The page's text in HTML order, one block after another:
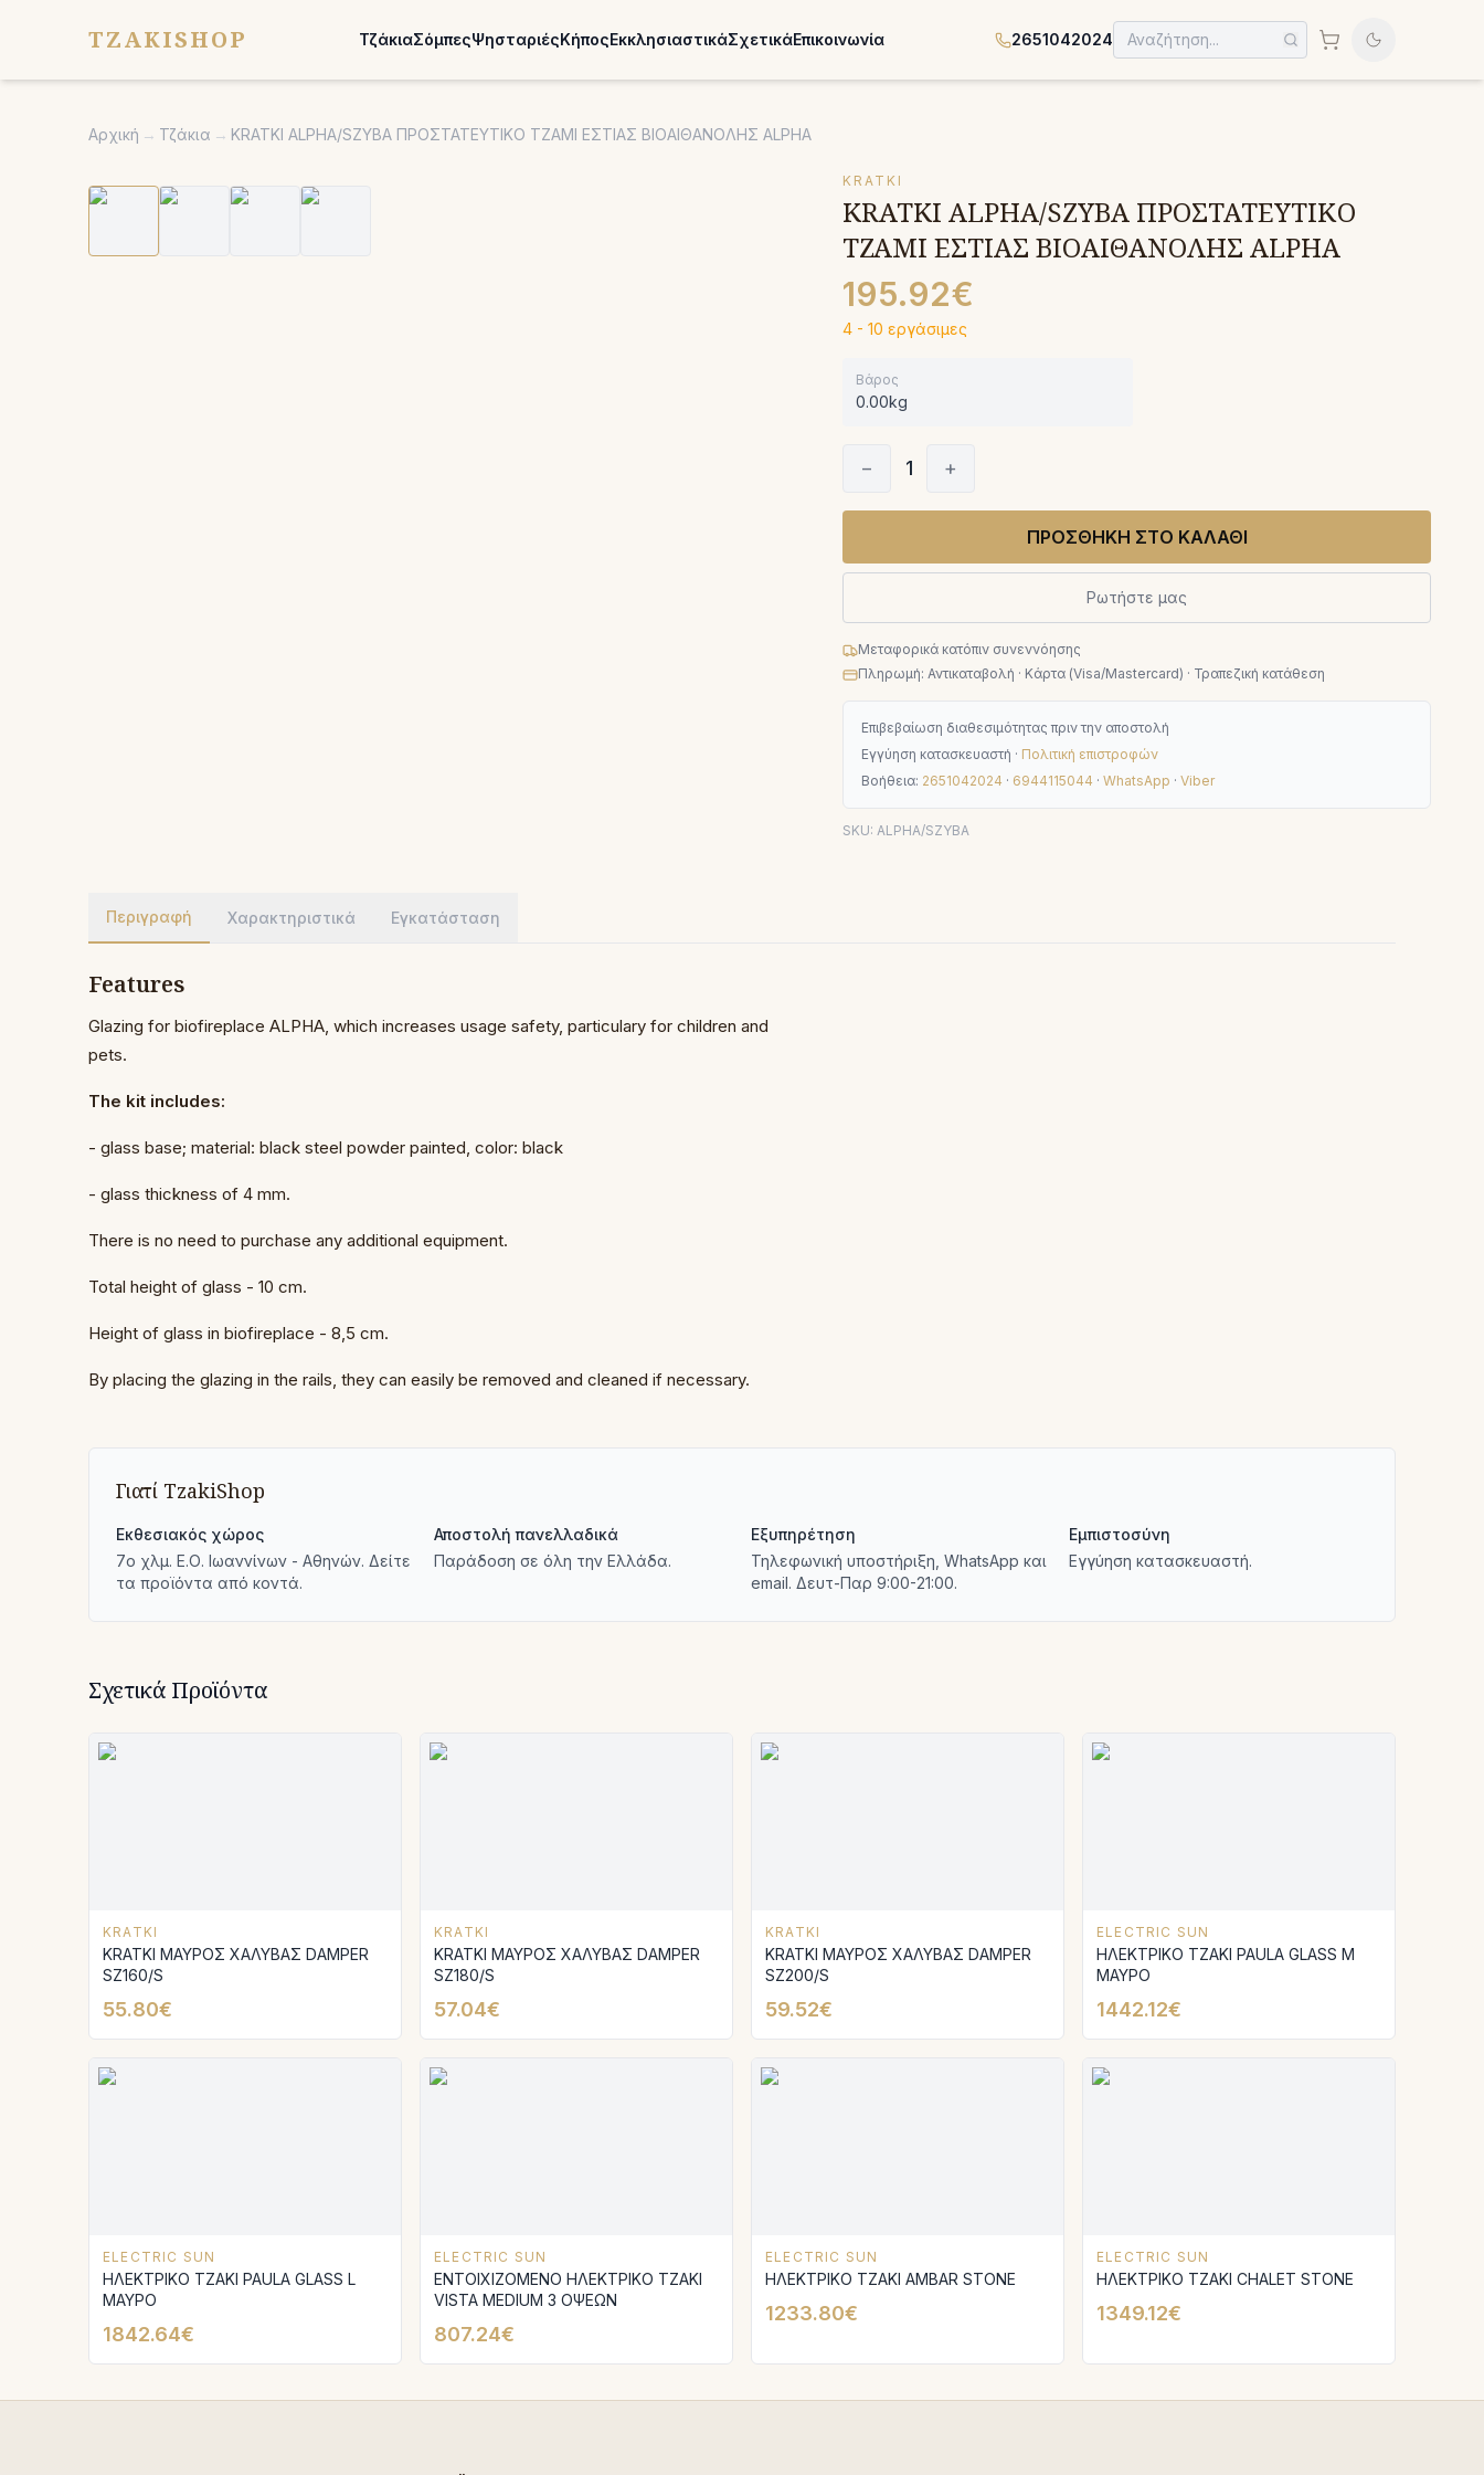
TZAKISHOP ΤζάκιαΣόμπεςΨησταριέςΚήποςΕκκλησιαστικάΣχετικάΕπικοινωνία 2651042024
Αρχική → Τζάκια → KRATKI ALPHA/SZYBA ΠΡΟΣΤΑΤΕΥΤΙΚΟ ΤΖΑΜΙ ΕΣΤΙΑΣ ΒΙΟΑΙΘΑΝΟΛΗΣ ALPHA
KRATKI
KRATKI ALPHA/SZYBA ΠΡΟΣΤΑΤΕΥΤΙΚΟ
ΤΖΑΜΙ ΕΣΤΙΑΣ ΒΙΟΑΙΘΑΝΟΛΗΣ ALPHA
195.92€
4 - 10 εργάσιμες
Βάρος
0.00kg
− 1 +
ΠΡΟΣΘΗΚΗ ΣΤΟ ΚΑΛΑΘΙ
Ρωτήστε μας
Μεταφορικά κατόπιν συνεννόησης
Πληρωμή: Αντικαταβολή · Κάρτα (Visa/Mastercard) · Τραπεζική κατάθεση
Επιβεβαίωση διαθεσιμότητας πριν την αποστολή
Εγγύηση κατασκευαστή · Πολιτική επιστροφών
Βοήθεια: 2651042024 · 6944115044 · WhatsApp · Viber
SKU:ALPHA/SZYBA
Περιγραφή Χαρακτηριστικά Εγκατάσταση
Features
Glazing for biofireplace ALPHA, which increases usage safety, particulary for children and
pets.
The kit includes:
- glass base; material: black steel powder painted, color: black
- glass thickness of 4 mm.
There is no need to purchase any additional equipment.
Total height of glass - 10 cm.
Height of glass in biofireplace - 8,5 cm.
By placing the glazing in the rails, they can easily be removed and cleaned if necessary.
Γιατί TzakiShop
Εκθεσιακός χώρος
7ο χλμ. Ε.Ο. Ιωαννίνων - Αθηνών. Δείτε
τα προϊόντα από κοντά.
Αποστολή πανελλαδικά
Παράδοση σε όλη την Ελλάδα.
Εξυπηρέτηση
Τηλεφωνική υποστήριξη, WhatsApp και
email. Δευτ-Παρ 9:00-21:00.
Εμπιστοσύνη
Εγγύηση κατασκευαστή.
Σχετικά Προϊόντα
KRATKI
KRATKI ΜΑΥΡΟΣ ΧΑΛΥΒΑΣ DAMPER
SZ160/S
55.80€
KRATKI
KRATKI ΜΑΥΡΟΣ ΧΑΛΥΒΑΣ DAMPER
SZ180/S
57.04€
KRATKI
KRATKI ΜΑΥΡΟΣ ΧΑΛΥΒΑΣ DAMPER
SZ200/S
59.52€
ELECTRIC SUN
ΗΛΕΚΤΡΙΚΟ ΤΖΑΚΙ PAULA GLASS Μ
ΜΑΥΡΟ
1442.12€
ELECTRIC SUN
ΗΛΕΚΤΡΙΚΟ ΤΖΑΚΙ PAULA GLASS L
ΜΑΥΡΟ
1842.64€
ELECTRIC SUN
ENTOIXIZOMENO ΗΛΕΚΤΡΙΚΟ TZAKI
VISTA MEDIUM 3 ΟΨΕΩΝ
807.24€
ELECTRIC SUN
ΗΛΕΚΤΡΙΚΟ ΤΖΑΚΙ AMBAR SΤΟΝΕ
1233.80€
ELECTRIC SUN
ΗΛΕΚΤΡΙΚΟ ΤΖΑΚΙ CHALET SΤΟΝΕ
1349.12€